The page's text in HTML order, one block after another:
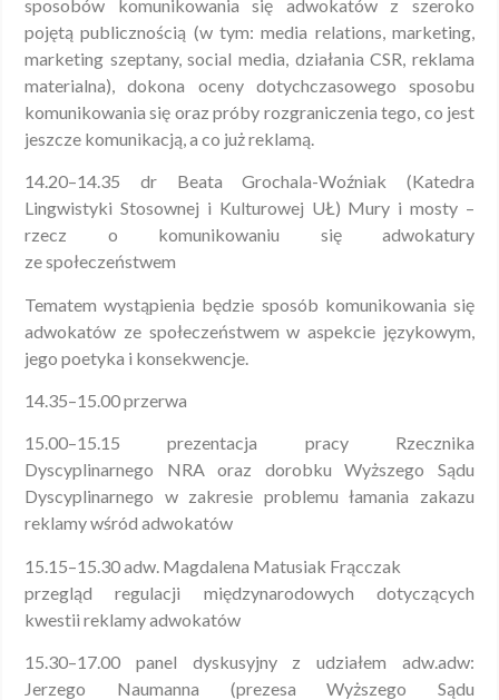
sposobów komunikowania się adwokatów z szeroko
pojętą publicznością (w tym: media relations, marketing,
marketing szeptany, social media, działania CSR, reklama
materialna), dokona oceny dotychczasowego sposobu
komunikowania się oraz próby rozgraniczenia tego, co jest
jeszcze komunikacją, a co już reklamą.
14.20–14.35 dr Beata Grochala-Woźniak (Katedra
Lingwistyki Stosownej i Kulturowej UŁ) Mury i mosty –
rzecz o komunikowaniu się adwokatury
ze społeczeństwem
Tematem wystąpienia będzie sposób komunikowania się
adwokatów ze społeczeństwem w aspekcie językowym,
jego poetyka i konsekwencje.
14.35–15.00 przerwa
15.00–15.15 prezentacja pracy Rzecznika
Dyscyplinarnego NRA oraz dorobku Wyższego Sądu
Dyscyplinarnego w zakresie problemu łamania zakazu
reklamy wśród adwokatów
15.15–15.30 adw. Magdalena Matusiak Frącczak
przegląd regulacji międzynarodowych dotyczących
kwestii reklamy adwokatów
15.30–17.00 panel dyskusyjny z udziałem adw.adw:
Jerzego Naumanna (prezesa Wyższego Sądu